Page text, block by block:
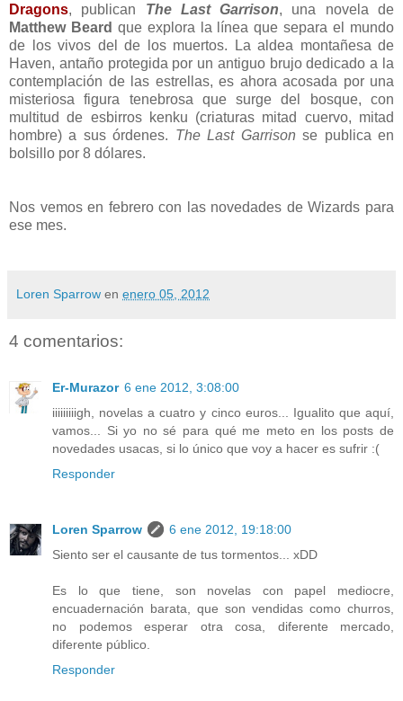
Dragons, publican The Last Garrison, una novela de
Matthew Beard que explora la línea que separa el mundo
de los vivos del de los muertos. La aldea montañesa de
Haven, antaño protegida por un antiguo brujo dedicado a la
contemplación de las estrellas, es ahora acosada por una
misteriosa figura tenebrosa que surge del bosque, con
multitud de esbirros kenku (criaturas mitad cuervo, mitad
hombre) a sus órdenes. The Last Garrison se publica en
bolsillo por 8 dólares.
Nos vemos en febrero con las novedades de Wizards para
ese mes.
Loren Sparrow en enero 05, 2012
4 comentarios:
Er-Murazor 6 ene 2012, 3:08:00
iiiiiiiiigh, novelas a cuatro y cinco euros... Igualito que aquí,
vamos... Si yo no sé para qué me meto en los posts de
novedades usacas, si lo único que voy a hacer es sufrir :(
Responder
Loren Sparrow
6 ene 2012, 19:18:00
Siento ser el causante de tus tormentos... xDD
Es lo que tiene, son novelas con papel mediocre,
encuadernación barata, que son vendidas como churros,
no podemos esperar otra cosa, diferente mercado,
diferente público.
Responder